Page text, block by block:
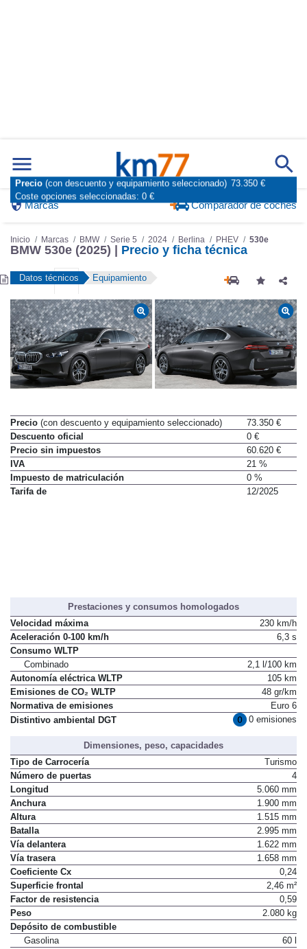
Marcas Comparador de coches
Inicio Marcas BMW Serie 5 2024 Berlina PHEV 530e
BMW 530e (2025) | Precio y ficha técnica
Datos técnicos Equipamiento
Precio (con descuento y equipamiento seleccionado)
73.350 €
Descuento oficial
0 €
Precio sin impuestos
60.620 €
IVA
21 %
Impuesto de matriculación
0 %
Tarifa de
12/2025
Prestaciones y consumos homologados
Velocidad máxima
230 km/h
Aceleración 0-100 km/h
6,3 s
Consumo WLTP
Combinado
2,1 l/100 km
Autonomía eléctrica WLTP
105 km
Emisiones de CO₂ WLTP
48 gr/km
Normativa de emisiones
Euro 6
Distintivo ambiental DGT
0 emisiones
Dimensiones, peso, capacidades
Tipo de Carrocería
Turismo
Número de puertas
4
Longitud
5.060 mm
Anchura
1.900 mm
Altura
1.515 mm
Batalla
2.995 mm
Vía delantera
1.622 mm
Vía trasera
1.658 mm
Coeficiente Cx
0,24
Superficie frontal
2,46 m²
Factor de resistencia
0,59
Peso
2.080 kg
Depósito de combustible
Gasolina
60 l
Precio (con descuento y equipamiento seleccionado) 73.350 €
Coste opciones seleccionadas: 0 €